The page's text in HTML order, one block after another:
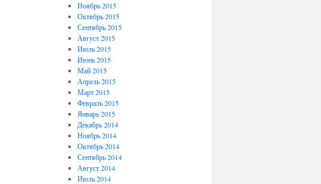
Ноябрь 2015
Октябрь 2015
Сентябрь 2015
Август 2015
Июль 2015
Июнь 2015
Май 2015
Апрель 2015
Март 2015
Февраль 2015
Январь 2015
Декабрь 2014
Ноябрь 2014
Октябрь 2014
Сентябрь 2014
Август 2014
Июль 2014